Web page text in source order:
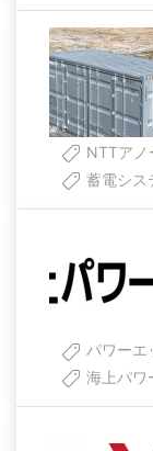
NTTアノ
蓄電シス
パワーエ
海上パワ